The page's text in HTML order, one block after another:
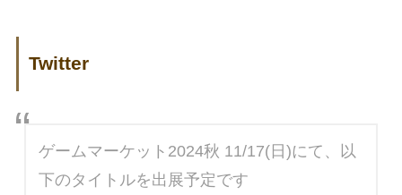
Twitter
ゲームマーケット2024秋 11/17(日)にて、以
下のタイトルを出展予定です